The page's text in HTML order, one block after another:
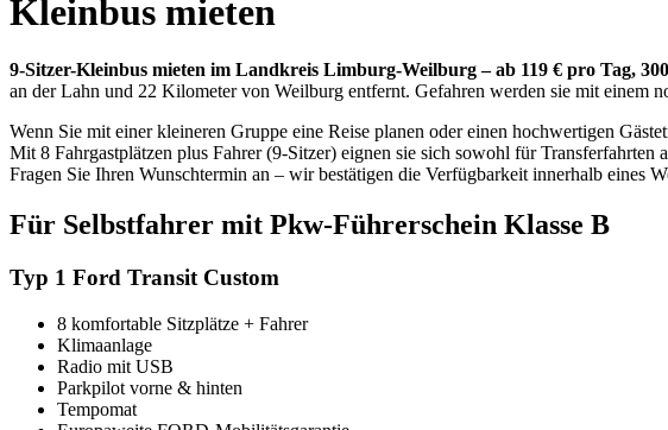
Kleinbus mieten
9-Sitzer-Kleinbus mieten im Landkreis Limburg-Weilburg – ab 119 € pro Tag,
an der Lahn und 22 Kilometer von Weilburg entfernt. Gefahren werden sie mit einem
Wenn Sie mit einer kleineren Gruppe eine Reise planen oder einen hochwertigen
Mit 8 Fahrgastplätzen plus Fahrer (9-Sitzer) eignen sie sich sowohl für
Fragen Sie Ihren Wunschtermin an – wir bestätigen die Verfügbarkeit innerhalb eines
Für Selbstfahrer mit Pkw-Führerschein Klasse B
Typ 1 Ford Transit Custom
8 komfortable Sitzplätze + Fahrer
Klimaanlage
Radio mit USB
Parkpilot vorne & hinten
Tempomat